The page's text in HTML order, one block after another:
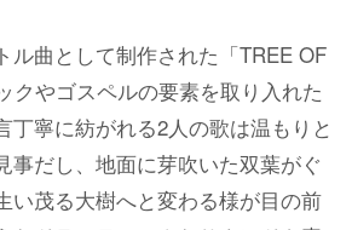
ル曲として制作された「TREE OF
クやゴスペルの要素を取り入れた
丁寧に紡がれる2人の歌は温もりと
事だし、地面に芽吹いた双葉がぐ
い茂る大樹へと変わる様が目の前